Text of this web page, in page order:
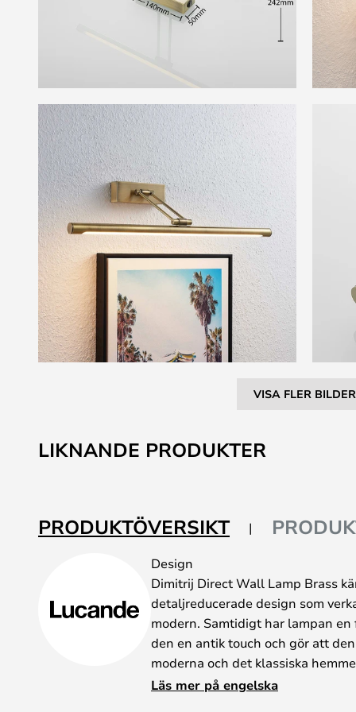
VISA FLER BILDER
till
början
LIKNANDE PRODUKTER
PRODUKTÖVERSIKT
Design
Dimitrij Direct Wall Lamp Brass
detaljreducerade design som
modern. Samtidigt har lampan
den en antik touch och gör att
moderna och det klassiska
Den inbyggda LED-ljuskällan
Läs mer på engelska